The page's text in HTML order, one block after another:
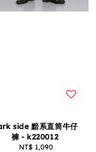
side 黯系直筒牛仔
褲 - k220012
Regular
NT$ 1,090